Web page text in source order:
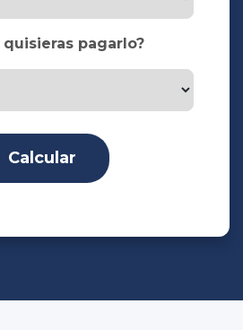
pagarlo?
Calcular